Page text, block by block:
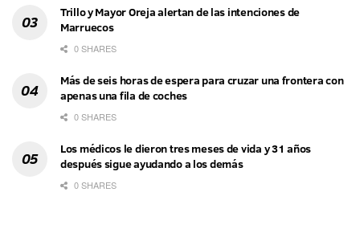
Trillo y Mayor Oreja alertan de las intenciones de
Marruecos
0 SHARES
Más de seis horas de espera para cruzar una frontera con
apenas una fila de coches
0 SHARES
Los médicos le dieron tres meses de vida y 31 años
después sigue ayudando a los demás
0 SHARES